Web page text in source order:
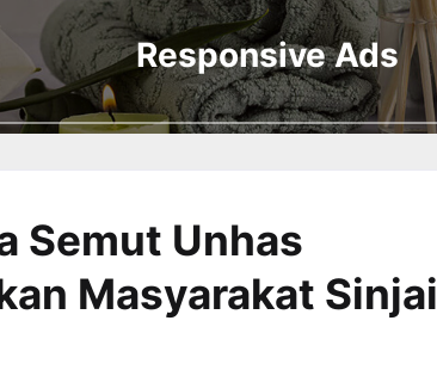
Responsive Ads
Semut Unhas
Masyarakat Sinjai